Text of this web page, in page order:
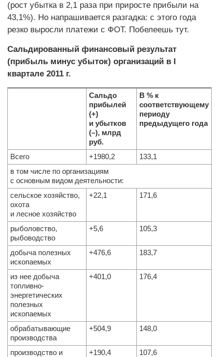
(рост убытка в 2,1 раза при приросте прибыли на
43,1%). Но напрашивается разгадка: с этого года
резко выросли платежи с ФОТ. Побелеешь тут.
Сальдированный финансовый результат
(прибыль минус убыток) организаций в I
квартале 2011 г.
Сальдо
прибылей
(+)
и убытков
(–), млрд
руб.
В % к
соответствующему
периоду
предыдущего года
Всего +1980,2
133,1
в том числе по организациям
с основным видом деятельности:
сельское хозяйство,
охота
и лесное хозяйство
+22,1 171,6
рыболовство,
рыбоводство
+5,6 105,3
добыча полезных
ископаемых
+476,6 183,7
из нее добыча
топливно-
энергетических
полезных
ископаемых
+401,0 176,4
обрабатывающие
производства
+504,9 148,0
производство и
+190,4 107,6